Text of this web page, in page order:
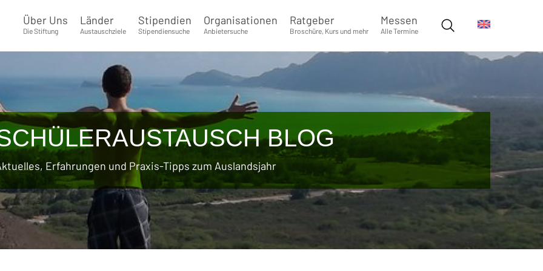
Über Uns
Die Stiftung
Länder
Austauschziele
Stipendien
Stipendiensuche
Organisationen
Anbietersuche
Ratgeber
Broschüre, Kurs und mehr
Messen
Alle Termine
BLOG
Erfahrungen und Praxis-Tipps zum Auslandsjahr